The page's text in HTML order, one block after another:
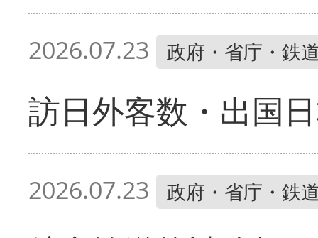
2026.07.23 政府・省庁・鉄
訪日外客数・出国
2026.07.23 政府・省庁・鉄